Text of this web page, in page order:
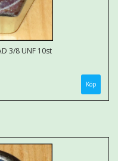
3/8 UNF 10st